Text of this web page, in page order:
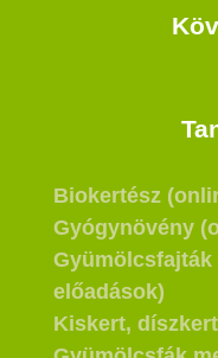
Biokertész
Gyógynövény
Gyümölcsfajták
előadások)
Kiskert,